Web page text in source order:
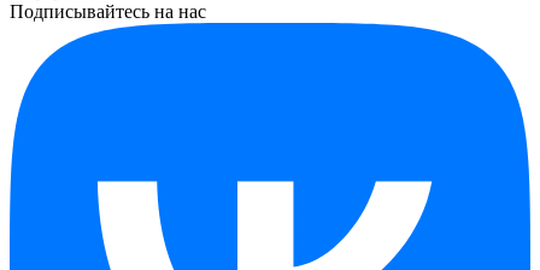
Подписывайтесь на нас